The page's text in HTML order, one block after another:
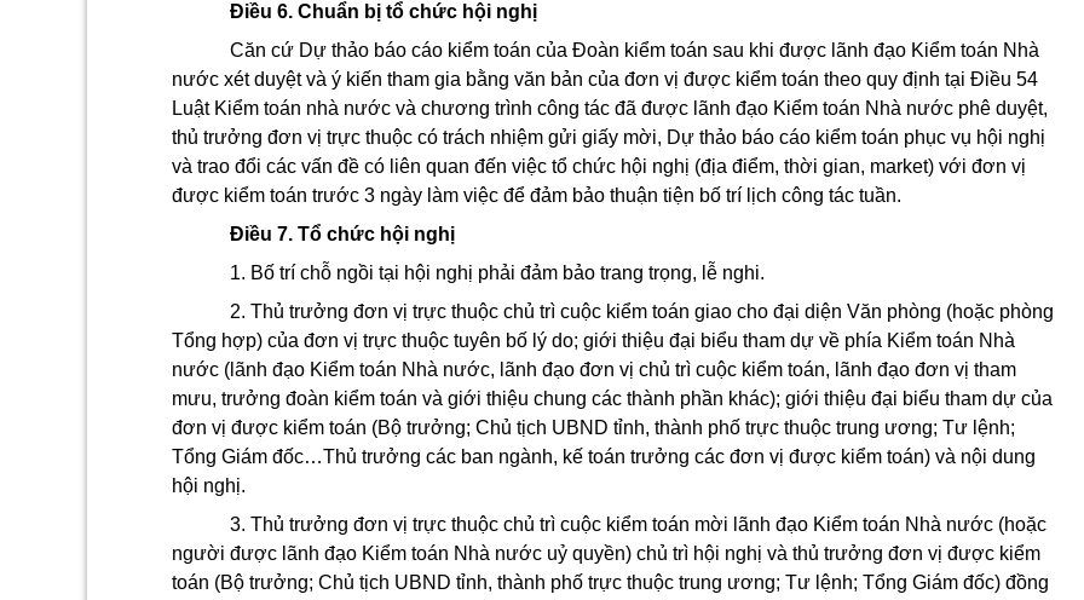
Điều 6. Chuẩn bị tổ chức hội nghị
Căn cứ Dự thảo báo cáo kiểm toán của Đoàn kiểm toán sau khi được lãnh đạo Kiểm toán Nhà
nước xét duyệt và ý kiến tham gia bằng văn bản của đơn vị được kiểm toán theo quy định tại Điều 54
Luật Kiểm toán nhà nước và chương trình công tác đã được lãnh đạo Kiểm toán Nhà nước phê duyệt,
thủ trưởng đơn vị trực thuộc có trách nhiệm gửi giấy mời, Dự thảo báo cáo kiểm toán phục vụ hội nghị
và trao đổi các vấn đề có liên quan đến việc tổ chức hội nghị (địa điểm, thời gian, market) với đơn vị
được kiểm toán trước 3 ngày làm việc để đảm bảo thuận tiện bố trí lịch công tác tuần.
Điều 7. Tổ chức hội nghị
1. Bố trí chỗ ngồi tại hội nghị phải đảm bảo trang trọng, lễ nghi.
2. Thủ trưởng đơn vị trực thuộc chủ trì cuộc kiểm toán giao cho đại diện Văn phòng (hoặc phòng
Tổng hợp) của đơn vị trực thuộc tuyên bố lý do; giới thiệu đại biểu tham dự về phía Kiểm toán Nhà
nước (lãnh đạo Kiểm toán Nhà nước, lãnh đạo đơn vị chủ trì cuộc kiểm toán, lãnh đạo đơn vị tham
mưu, trưởng đoàn kiểm toán và giới thiệu chung các thành phần khác); giới thiệu đại biểu tham dự của
đơn vị được kiểm toán (Bộ trưởng; Chủ tịch UBND tỉnh, thành phố trực thuộc trung ương; Tư lệnh;
Tổng Giám đốc…Thủ trưởng các ban ngành, kế toán trưởng các đơn vị được kiểm toán) và nội dung
hội nghị.
3. Thủ trưởng đơn vị trực thuộc chủ trì cuộc kiểm toán mời lãnh đạo Kiểm toán Nhà nước (hoặc
người được lãnh đạo Kiểm toán Nhà nước uỷ quyền) chủ trì hội nghị và thủ trưởng đơn vị được kiểm
toán (Bộ trưởng; Chủ tịch UBND tỉnh, thành phố trực thuộc trung ương; Tư lệnh; Tổng Giám đốc) đồng